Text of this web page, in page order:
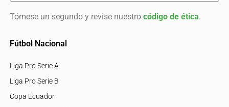
Tómese un segundo y revise nuestro código de ética.
Fútbol Nacional
Liga Pro Serie A
Liga Pro Serie B
Copa Ecuador